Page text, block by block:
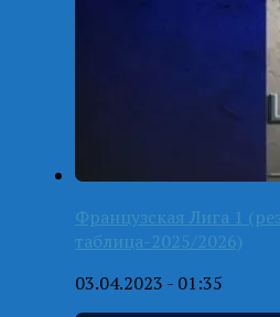
Французская Лига 1
таблица-2025/2026)
03.04.2023 - 01:35